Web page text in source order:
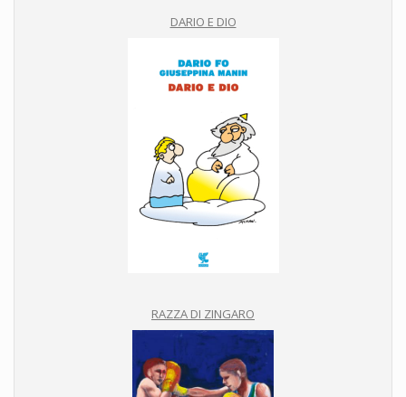
DARIO E DIO
RAZZA DI ZINGARO